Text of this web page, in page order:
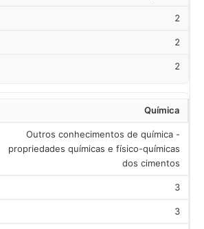
2
2
2
Química
Outros conhecimentos de química -
propriedades químicas e físico-químicas
dos cimentos
3
3